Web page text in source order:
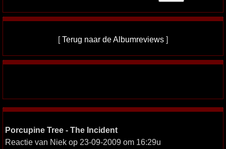
[Terug naar de Albumreviews ]
Porcupine Tree - The Incident
Reactie van Niek op 23-09-2009 om 16:29u